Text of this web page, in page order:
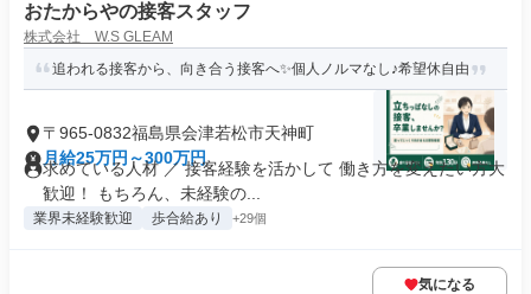
おたからやの接客スタッフ
株式会社 W.S GLEAM
追われる接客から、向き合う接客へ✨個人ノルマなし♪希望休自由
〒965-0832福島県会津若松市天神町
月給25万円～300万円
求めている人材 ／ 接客経験を活かして 働き方を変えたい方大
歓迎！ もちろん、未経験の...
業界未経験歓迎 歩合給あり +29個
気になる